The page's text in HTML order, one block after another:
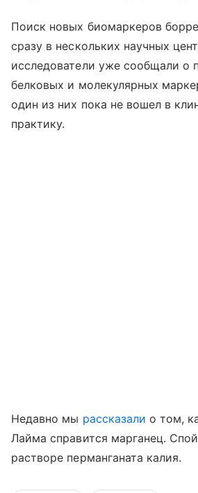
Поиск новых биомаркеров
сразу в нескольких научных
исследователи уже сообщали о
белковых и молекулярных
один из них пока не вошел в
практику.
Недавно мы рассказали о том,
Лайма справится марганец.
растворе перманганата калия.